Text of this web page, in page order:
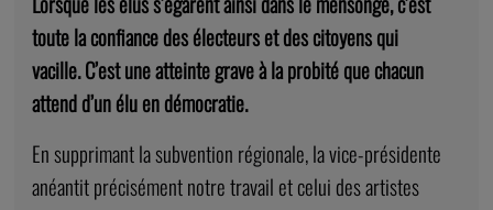
toute la confiance des électeurs et des citoyens qui
vacille. C’est une atteinte grave à la probité que chacun
attend d’un élu en démocratie.
En supprimant la subvention régionale, la vice-présidente
anéantit précisément notre travail et celui des artistes